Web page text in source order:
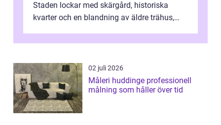
Staden lockar med skärgård, historiska
kvarter och en blandning av äldre trähus,
02 juli 2026
Måleri huddinge professionell
målning som håller över tid